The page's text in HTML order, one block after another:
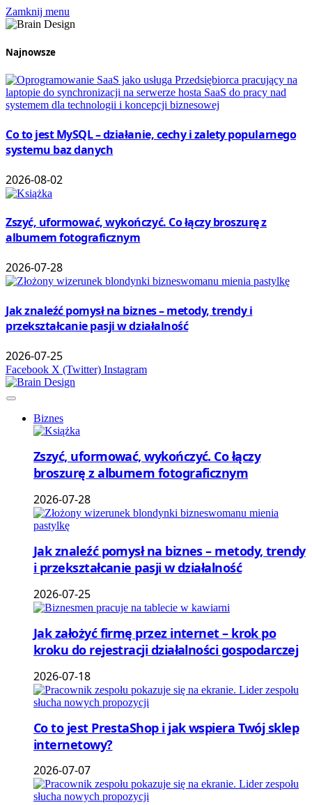
Zamknij menu
Najnowsze
Co to jest MySQL – działanie, cechy i zalety popularnego
systemu baz danych
2026-08-02
Zszyć, uformować, wykończyć. Co łączy broszurę z
albumem fotograficznym
2026-07-28
Jak znaleźć pomysł na biznes – metody, trendy i
przekształcanie pasji w działalność
2026-07-25
Facebook X (Twitter) Instagram
Biznes
Zszyć, uformować, wykończyć. Co łączy
broszurę z albumem fotograficznym
2026-07-28
Jak znaleźć pomysł na biznes – metody, trendy
i przekształcanie pasji w działalność
2026-07-25
Jak założyć firmę przez internet – krok po
kroku do rejestracji działalności gospodarczej
2026-07-18
Co to jest PrestaShop i jak wspiera Twój sklep
internetowy?
2026-07-07